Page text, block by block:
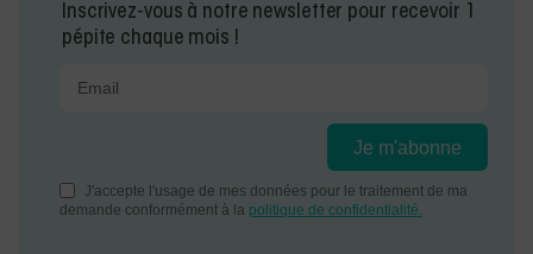
Inscrivez-vous à notre newsletter pour recevoir 1
pépite chaque mois !